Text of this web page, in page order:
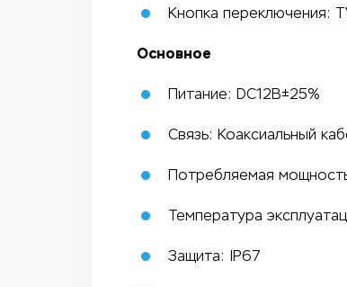
Кнопка переключения:
Основное
Питание: DC12В±25%
Связь: Коаксиальный
Потребляемая
Температура
Защита: IP67